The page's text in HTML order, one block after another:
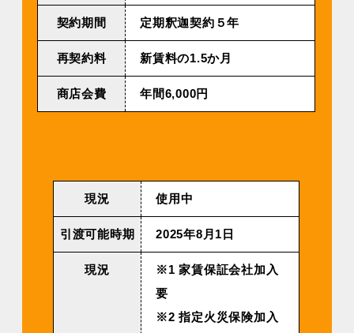
契約期間 定期釈迦契約５年
再契約料 新賃料の1.5か月
商店会費 年間6,000円
現況 使⽤中
引渡可能時期 2025年8⽉1⽇
現況
※1 家賃保証会社加入
要
※2 指定火災保険加入